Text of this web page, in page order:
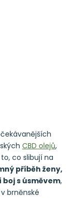
CBD olejů,
co slibují na
příběh ženy,
s úsměvem,
brněnské